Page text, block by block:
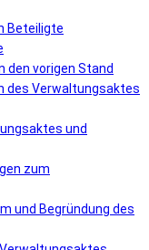
Beteiligte
den vorigen Stand
des Verwaltungsaktes
und
zum
und Begründung des